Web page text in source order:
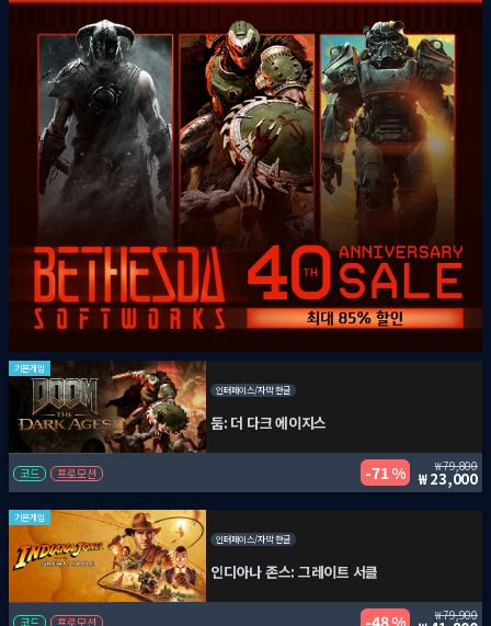
기본게임
인터페이스/자막 한글
둠: 더 다크 에이지스
코드 프로모션 71 % 79,800
23,000
기본게임
인터페이스/자막 한글
인디아나 존스: 그레이트 서클
코드 프로모션 79,900